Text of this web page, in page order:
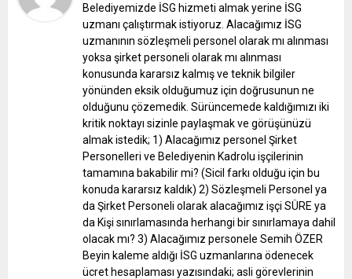
Belediyemizde İSG hizmeti almak yerine İSG
uzmanı çalıştırmak istiyoruz. Alacağımız İSG
uzmanının sözleşmeli personel olarak mı alınması
yoksa şirket personeli olarak mı alınması
konusunda kararsız kalmış ve teknik bilgiler
yönünden eksik olduğumuz için doğrusunun ne
olduğunu çözemedik. Sürüncemede kaldığımızı iki
kritik noktayı sizinle paylaşmak ve görüşünüzü
almak istedik; 1) Alacağımız personel Şirket
Personelleri ve Belediyenin Kadrolu işçilerinin
tamamına bakabilir mi? (Sicil farkı olduğu için bu
konuda kararsız kaldık) 2) Sözleşmeli Personel ya
da Şirket Personeli olarak alacağımız işçi SÜRE ya
da Kişi sınırlamasında herhangi bir sınırlamaya dahil
olacak mı? 3) Alacağımız personele Semih ÖZER
Beyin kaleme aldığı İSG uzmanlarına ödenecek
ücret hesaplaması yazısındaki; asli görevlerinin